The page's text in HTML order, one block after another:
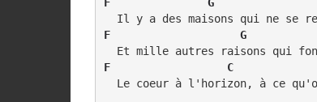
F                    G
F                  C
Le coeur à l'horizon, à ce